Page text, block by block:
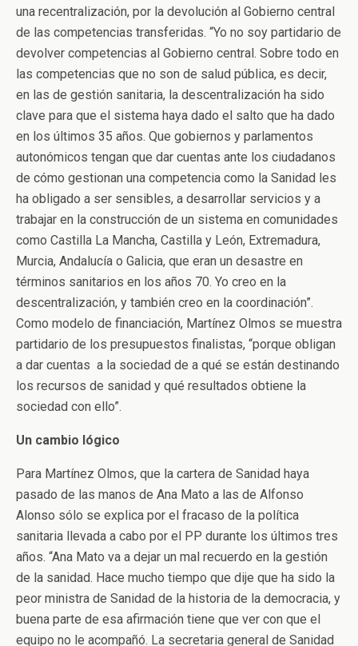
una recentralización, por la devolución al Gobierno central
de las competencias transferidas. “Yo no soy partidario de
devolver competencias al Gobierno central. Sobre todo en
las competencias que no son de salud pública, es decir,
en las de gestión sanitaria, la descentralización ha sido
clave para que el sistema haya dado el salto que ha dado
en los últimos 35 años. Que gobiernos y parlamentos
autonómicos tengan que dar cuentas ante los ciudadanos
de cómo gestionan una competencia como la Sanidad les
ha obligado a ser sensibles, a desarrollar servicios y a
trabajar en la construcción de un sistema en comunidades
como Castilla La Mancha, Castilla y León, Extremadura,
Murcia, Andalucía o Galicia, que eran un desastre en
términos sanitarios en los años 70. Yo creo en la
descentralización, y también creo en la coordinación”.
Como modelo de financiación, Martínez Olmos se muestra
partidario de los presupuestos finalistas, “porque obligan
a dar cuentas a la sociedad de a qué se están destinando
los recursos de sanidad y qué resultados obtiene la
sociedad con ello”.
Un cambio lógico
Para Martínez Olmos, que la cartera de Sanidad haya
pasado de las manos de Ana Mato a las de Alfonso
Alonso sólo se explica por el fracaso de la política
sanitaria llevada a cabo por el PP durante los últimos tres
años. “Ana Mato va a dejar un mal recuerdo en la gestión
de la sanidad. Hace mucho tiempo que dije que ha sido la
peor ministra de Sanidad de la historia de la democracia, y
buena parte de esa afirmación tiene que ver con que el
equipo no le acompañó. La secretaria general de Sanidad